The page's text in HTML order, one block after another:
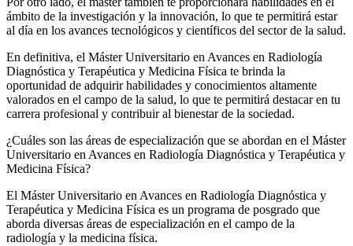
ámbito de la investigación y la innovación, lo que te permitirá estar
al día en los avances tecnológicos y científicos del sector de la salud.
En definitiva, el Máster Universitario en Avances en Radiología
Diagnóstica y Terapéutica y Medicina Física te brinda la
oportunidad de adquirir habilidades y conocimientos altamente
valorados en el campo de la salud, lo que te permitirá destacar en tu
carrera profesional y contribuir al bienestar de la sociedad.
¿Cuáles son las áreas de especialización que se abordan en el Máster
Universitario en Avances en Radiología Diagnóstica y Terapéutica y
Medicina Física?
El Máster Universitario en Avances en Radiología Diagnóstica y
Terapéutica y Medicina Física es un programa de posgrado que
aborda diversas áreas de especialización en el campo de la
radiología y la medicina física.